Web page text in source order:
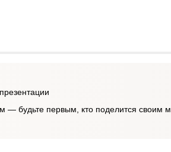
— будьте первым, кто поделится своим